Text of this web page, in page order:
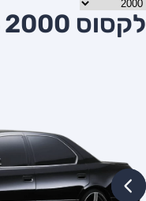
לקסוס LS 2000 יד שניה